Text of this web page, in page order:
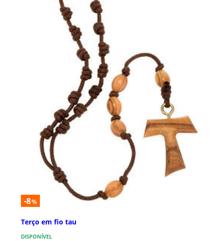
-8%
Terço em fio tau
DISPONÍVEL